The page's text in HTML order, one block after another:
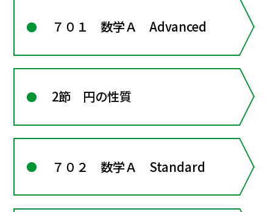
７０１ 数学Ａ Advanced
2節 円の性質
７０２ 数学Ａ Standard